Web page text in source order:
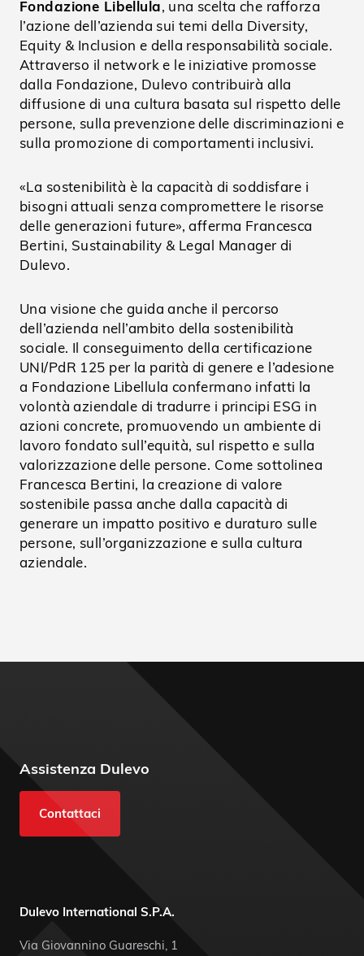
Fondazione Libellula, una scelta che rafforza
l’azione dell’azienda sui temi della Diversity,
Equity & Inclusion e della responsabilità sociale.
Attraverso il network e le iniziative promosse
dalla Fondazione, Dulevo contribuirà alla
diffusione di una cultura basata sul rispetto delle
persone, sulla prevenzione delle discriminazioni e
sulla promozione di comportamenti inclusivi.
«La sostenibilità è la capacità di soddisfare i
bisogni attuali senza compromettere le risorse
delle generazioni future», afferma Francesca
Bertini, Sustainability & Legal Manager di
Dulevo.
Una visione che guida anche il percorso
dell’azienda nell’ambito della sostenibilità
sociale. Il conseguimento della certificazione
UNI/PdR 125 per la parità di genere e l’adesione
a Fondazione Libellula confermano infatti la
volontà aziendale di tradurre i principi ESG in
azioni concrete, promuovendo un ambiente di
lavoro fondato sull’equità, sul rispetto e sulla
valorizzazione delle persone. Come sottolinea
Francesca Bertini, la creazione di valore
sostenibile passa anche dalla capacità di
generare un impatto positivo e duraturo sulle
persone, sull’organizzazione e sulla cultura
aziendale.
Assistenza Dulevo
Contattaci
Dulevo International S.P.A.
Via Giovannino Guareschi, 1